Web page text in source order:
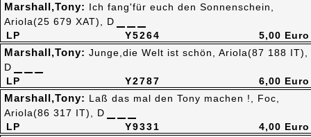
Y5264
LP
Marshall,Tony: Ich fang'für euch den Sonnenschein,
Ariola(25 679 XAT), D
5,00 Euro
Y2787
LP
Marshall,Tony: Junge,die Welt ist schön, Ariola(87 188 IT),
D
6,00 Euro
Y9331
LP
Marshall,Tony: Laß das mal den Tony machen !, Foc,
Ariola(86 317 IT), D
4,00 Euro